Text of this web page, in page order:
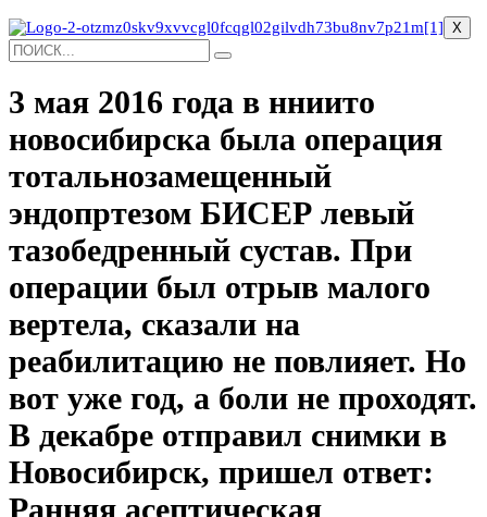
X
3 мая 2016 года в нниито
новосибирска была операция
тотальнозамещенный
эндопртезом БИСЕР левый
тазобедренный сустав. При
операции был отрыв малого
вертела, сказали на
реабилитацию не повлияет. Но
вот уже год, а боли не проходят.
В декабре отправил снимки в
Новосибирск, пришел ответ:
Ранняя асептическая